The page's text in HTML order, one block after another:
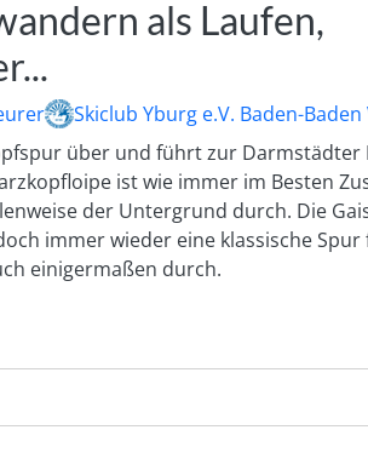
als Laufen,
Skiclub Yburg e.V. Baden-
über und führt zur Darmstädter
ist wie immer im Besten
der Untergrund durch. Die
immer wieder eine klassische
einigermaßen durch.